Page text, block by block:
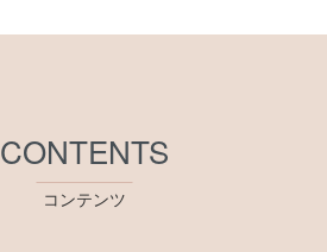
CONTENTS
コンテンツ